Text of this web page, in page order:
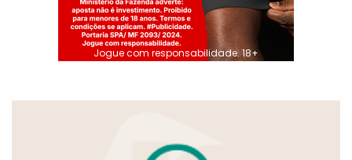
Jogue com responsabilidade. 18+